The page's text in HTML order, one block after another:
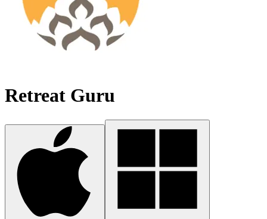
Retreat Guru